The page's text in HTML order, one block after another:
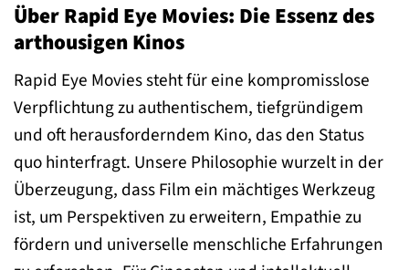
Über Rapid Eye Movies: Die Essenz des
arthousigen Kinos
Rapid Eye Movies steht für eine kompromisslose
Verpflichtung zu authentischem, tiefgründigem
und oft herausforderndem Kino, das den Status
quo hinterfragt. Unsere Philosophie wurzelt in der
Überzeugung, dass Film ein mächtiges Werkzeug
ist, um Perspektiven zu erweitern, Empathie zu
fördern und universelle menschliche Erfahrungen